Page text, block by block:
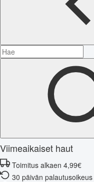
Viimeaikaiset haut
Toimitus alkaen 4,99€
30 päivän palautusoikeus